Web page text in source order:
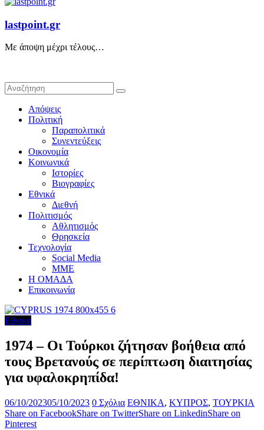
lastpoint.gr
Με άποψη μέχρι τέλους…
Απόψεις
Πολιτική
Παραπολιτικά
Συνεντεύξεις
Οικονομία
Κοινωνικά
Ιστορίες
Βιογραφίες
Εθνικά
Διεθνή
Πολιτισμός
Αθλητισμός
Θρησκεία
Τεχνολογία
Social Media
ΜΜΕ
Η ΟΜΑΔΑ
Επικοινωνία
Εθνικά
1974 – Οι Τούρκοι ζήτησαν βοήθεια από
τους Βρετανούς σε περίπτωση διαιτησίας
για υφαλοκρηπίδα!
06/10/202305/10/2023 0 Σχόλια ΕΘΝΙΚΑ, ΚΥΠΡΟΣ, ΤΟΥΡΚΙΑ
Share on FacebookShare on TwitterShare on LinkedinShare on
Pinterest